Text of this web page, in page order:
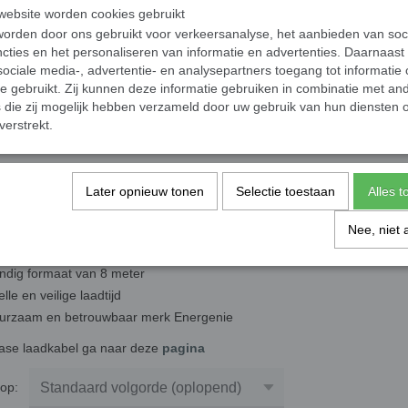
met Laadkabel Type 2 voor Elektrische Auto - 1 fase 16A
laadkabel van Energenie laad je jouw elektrische auto snel en veilig
en betrouwbaar
is gemaakt van hoogwaardige materialen en is geschikt voor
en compact
lengte van 8 meter is deze laadkabel eenvoudig mee te nemen en
formaat van 8 meter
en veilige laadtijd
en betrouwbaar merk Energenie
laadkabel ga naar deze pagina
op:
worden cookies gebruikt
door ons gebruikt voor verkeersanalyse, het aanbieden van
en het personaliseren van informatie en advertenties. Daarnaast
media-, advertentie- en analysepartners toegang tot informatie
gebruikt. Zij kunnen deze informatie gebruiken in combinatie met
die zij mogelijk hebben verzameld door uw gebruik van hun diensten
Later opnieuw tonen Selectie toestaan Alles
Nee, niet